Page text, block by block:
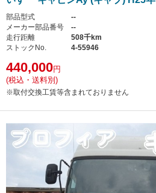
部品型式
--
メーカー部品番号
--
走行距離
508千km
ストックNo.
4-55946
440,000円
(税込・送料別)
※取付交換工賃等含まれておりません